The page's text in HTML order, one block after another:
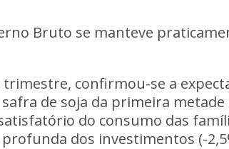
Bruto se manteve
trimestre, confirmou-se a
de soja da primeira
do consumo das
profunda dos investimentos (-